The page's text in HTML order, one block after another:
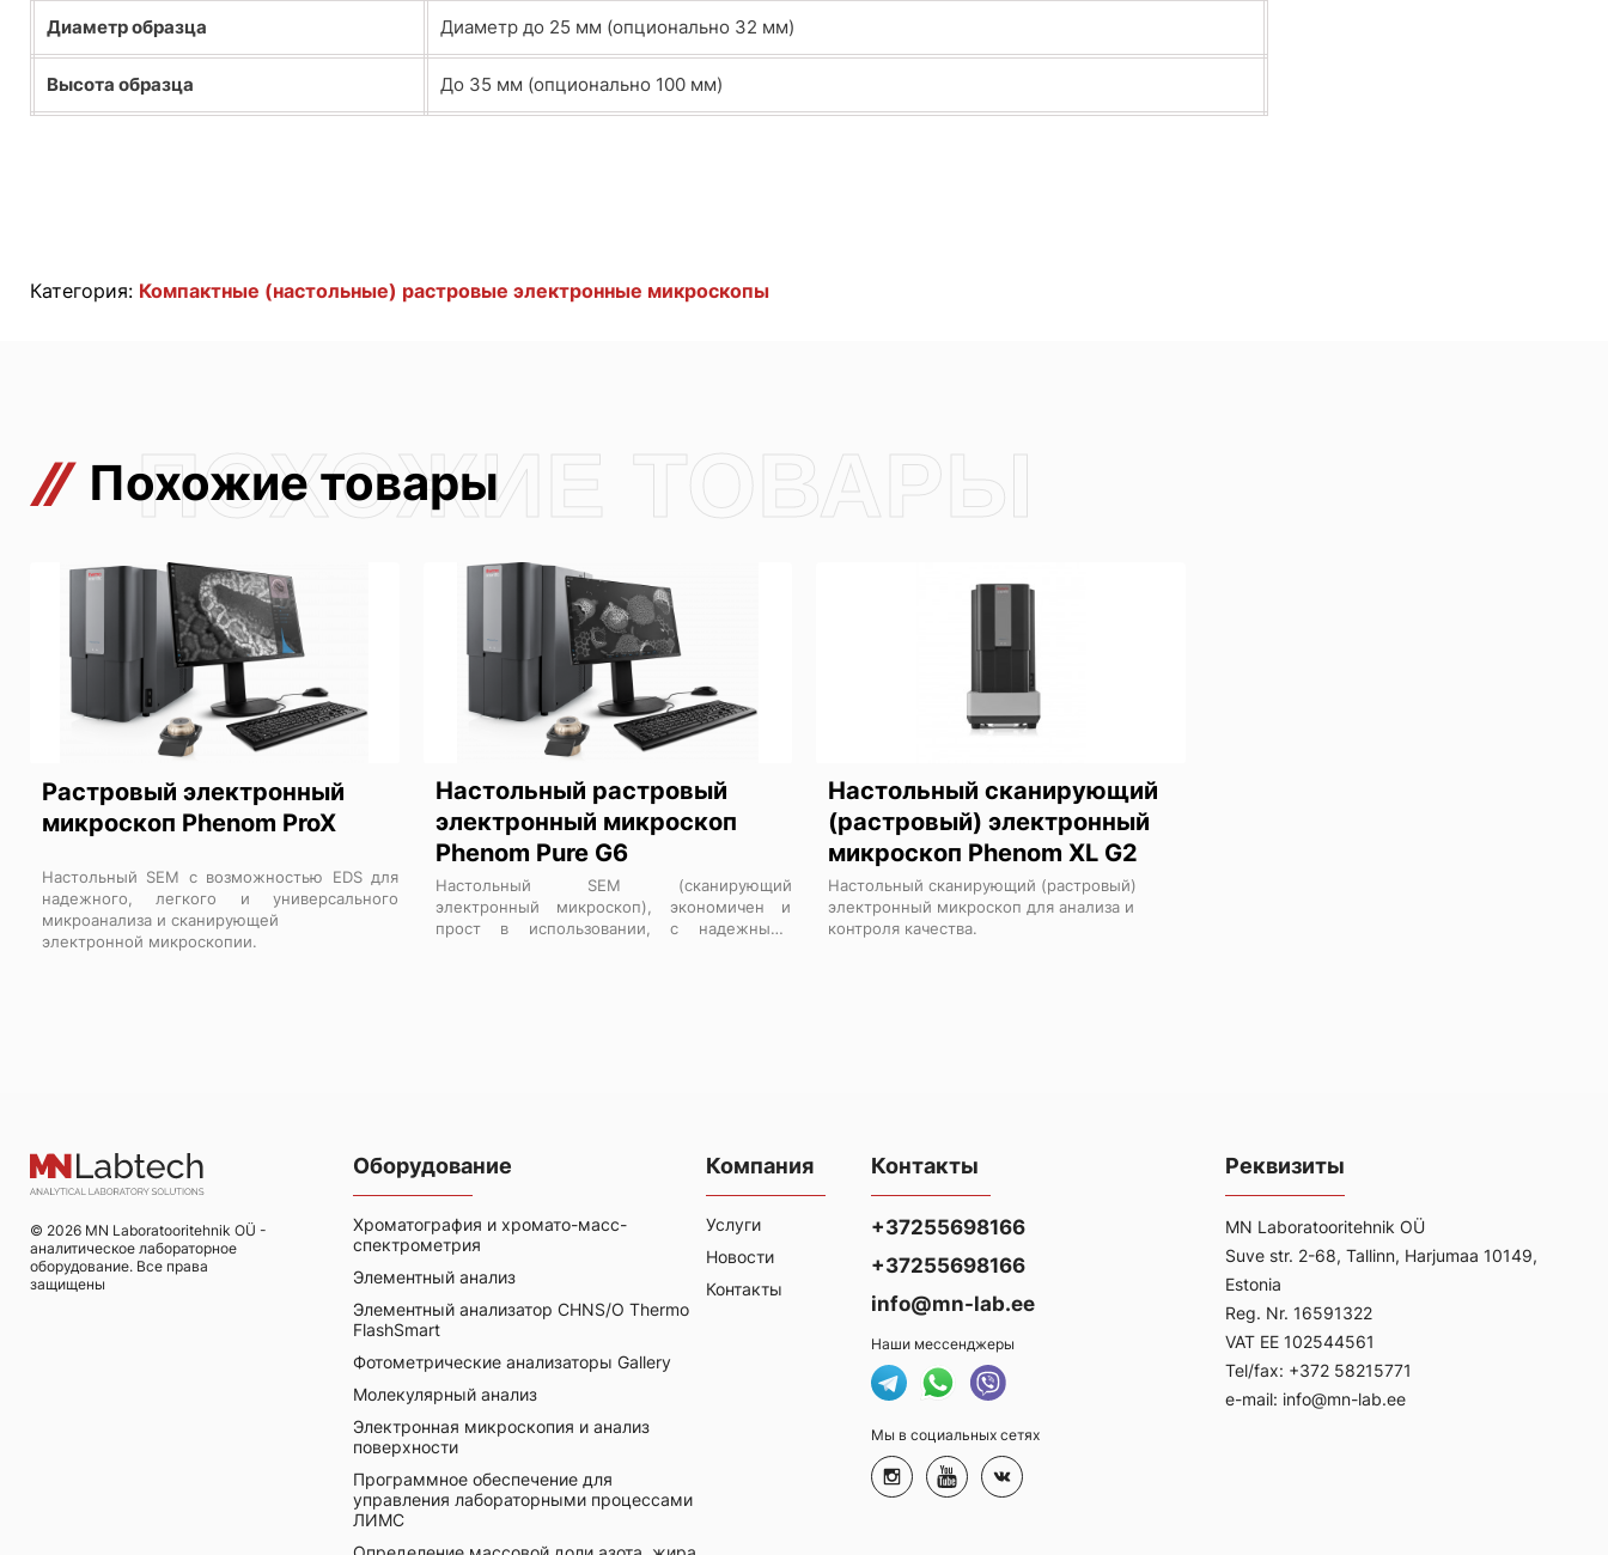
Диаметр образца Диаметр до 25 мм (опционально 32 мм)
Высота образца До 35 мм (опционально 100 мм)
Категория: Компактные (настольные) растровые электронные микроскопы
Похожие товары
Растровый электронный
микроскоп Phenom ProX
Настольный SEM с возможностью EDS для
надежного, легкого и универсального
микроанализа и сканирующей
электронной микроскопии.
Настольный растровый
электронный микроскоп
Phenom Pure G6
Настольный SEM (сканирующий
электронный микроскоп), экономичен и
прост в использовании, с надежными
Настольный сканирующий
(растровый) электронный
микроскоп Phenom XL G2
Настольный сканирующий (растровый)
электронный микроскоп для анализа и
контроля качества.
© 2026 MN Laboratooritehnik OÜ -
аналитическое лабораторное
оборудование. Все права
защищены
Оборудование
Хроматография и хромато-масс-
спектрометрия
Элементный анализ
Элементный анализатор CHNS/O Thermo
FlashSmart
Фотометрические анализаторы Gallery
Молекулярный анализ
Электронная микроскопия и анализ
поверхности
Программное обеспечение для
управления лабораторными процессами
ЛИМС
Компания
Услуги
Новости
Контакты
Контакты
+37255698166
+37255698166
info@mn-lab.ee
Наши мессенджеры
Мы в социальных сетях
Реквизиты
MN Laboratooritehnik OÜ
Suve str. 2-68, Tallinn, Harjumaa 10149,
Estonia
Reg. Nr. 16591322
VAT EE 102544561
Tel/fax: +372 58215771
e-mail: info@mn-lab.ee